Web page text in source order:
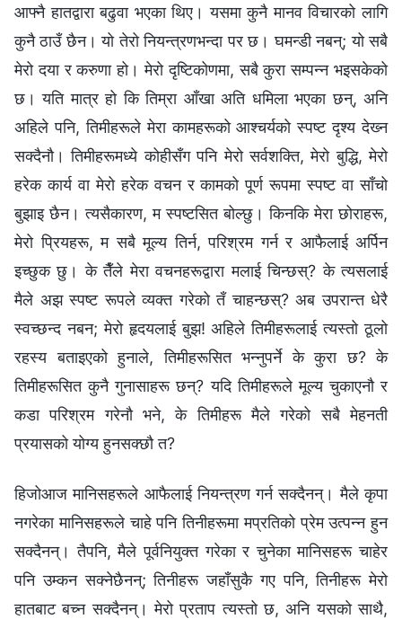
आफ्नै हातद्वारा बढुवा भएका थिए। यसमा कुनै मानव विचारको लागि
कुनै ठाउँ छैन। यो तेरो नियन्त्रणभन्दा पर छ। घमन्डी नबन्; यो सबै
मेरो दया र करुणा हो। मेरो दृष्टिकोणमा, सबै कुरा सम्पन्न भइसकेको
छ। यति मात्र हो कि तिम्रा आँखा अति धमिला भएका छन्, अनि
अहिले पनि, तिमीहरूले मेरा कामहरूको आश्चर्यको स्पष्ट दृश्य देख्‍न
सक्दैनौ। तिमीहरूमध्ये कोहीसँग पनि मेरो सर्वशक्ति, मेरो बुद्धि, मेरो
हरेक कार्य वा मेरो हरेक वचन र कामको पूर्ण रूपमा स्पष्ट वा साँचो
बुझाइ छैन। त्यसैकारण, म स्पष्टसित बोल्छु। किनकि मेरा छोराहरू,
मेरो प्रियहरू, म सबै मूल्य तिर्न, परिश्रम गर्न र आफैलाई अर्पिन
इच्छुक छु। के तैँले मेरा वचनहरूद्वारा मलाई चिन्छस्? के त्यसलाई
मैले अझ स्पष्ट रूपले व्यक्त गरेको तँ चाहन्छस्? अब उपरान्त धेरै
स्वच्छन्द नबन; मेरो हृदयलाई बुझ! अहिले तिमीहरूलाई त्यस्तो ठूलो
रहस्य बताइएको हुनाले, तिमीहरूसित भन्नुपर्ने के कुरा छ? के
तिमीहरूसित कुनै गुनासाहरू छन्? यदि तिमीहरूले मूल्य चुकाएनौ र
कडा परिश्रम गरेनौ भने, के तिमीहरू मैले गरेको सबै मेहनती
प्रयासको योग्य हुनसक्छौ त?
हिजोआज मानिसहरूले आफैलाई नियन्त्रण गर्न सक्दैनन्। मैले कृपा
नगरेका मानिसहरूले चाहे पनि तिनीहरूमा मप्रतिको प्रेम उत्पन्न हुन
सक्दैनन्। तैपनि, मैले पूर्वनियुक्त गरेका र चुनेका मानिसहरू चाहेर
पनि उम्कन सक्नेछैनन्; तिनीहरू जहाँसुकै गए पनि, तिनीहरू मेरो
हातबाट बच्न सक्दैनन्। मेरो प्रताप त्यस्तो छ, अनि यसको साथै,